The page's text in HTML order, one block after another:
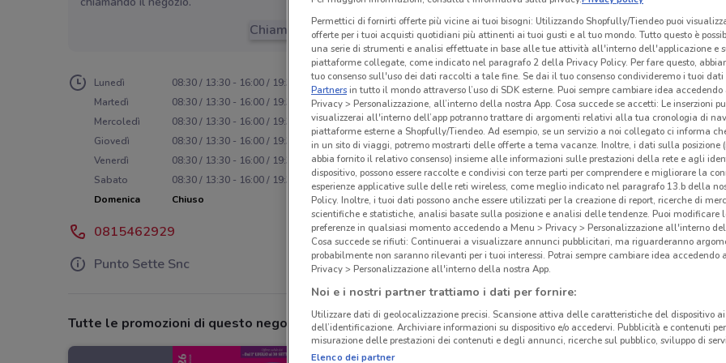
Chiama il negozio
Lunedì
08:30 / 13:30 - 16:00 / 19:30
Martedì
08:30 / 13:30 - 16:00 / 19:30
Mercoledì
08:30 / 13:30 - 16:00 / 19:30
Giovedì
08:30 / 13:30 - 16:00 / 19:30
Venerdì
08:30 / 13:30 - 16:00 / 19:30
Sabato
08:30 / 13:30 - 16:00 / 19:30
Domenica
Chiuso
0815462929
Punto Sette Snc
Tutte le promozioni di questo negozio
Permettici di fornirti offerte più vicine ai tuoi bisogni: Utilizzando Shopfully/Tiendeo puoi
offerte per i tuoi acquisti quotidiani più attinenti ai tuoi gusti e al tuo mondo. Tutto questo è
una serie di strumenti e analisi effettuate in base alle tue attività all'interno dell'applicazione e
piattaforme collegate, come indicato nel paragrafo 2 della Privacy Policy. Per fare questo,
tuo consenso sull'uso dei dati raccolti a tale fine. Se dai il tuo consenso condivideremo i tuoi dati
Partnersin tutto il mondo attraverso l’uso di SDK esterne. Puoi sempre cambiare idea accedendo
Privacy > Personalizzazione, all’interno della nostra App. Cosa succede se accetti: Le inserzioni
visualizzerai all'interno dell’app potranno trattare di argomenti relativi alla tua cronologia di
piattaforme esterne a Shopfully/Tiendeo. Ad esempio, se un servizio a noi collegato ci informa
in un sito di viaggi, potremo mostrarti delle offerte a tema vacanze. Inoltre, i dati sulla posizione
abbia fornito il relativo consenso) insieme alle informazioni sulle prestazioni della rete e agli
dispositivo, possono essere raccolte e condivisi con terze parti per comprendere e migliorare la
esperienze applicative sulle delle reti wireless, come meglio indicato nel paragrafo 13.b della
Policy. Inoltre, i tuoi dati possono anche essere utilizzati per la creazione di report, ricerche di
scientifiche e statistiche, analisi basate sulla posizione e analisi delle tendenze. Puoi modificare
preferenze in qualsiasi momento accedendo a Menu > Privacy > Personalizzazione all'interno
Cosa succede se rifiuti: Continuerai a visualizzare annunci pubblicitari, ma riguarderanno
probabilmente non saranno rilevanti per i tuoi interessi. Potrai sempre cambiare idea accedendo
Privacy > Personalizzazione all'interno della nostra App.
Noi e i nostri partner trattiamo i dati per fornire:
Utilizzare dati di geolocalizzazione precisi. Scansione attiva delle caratteristiche del dispositivo
dell’identificazione. Archiviare informazioni su dispositivo e/o accedervi. Pubblicità e contenuti
misurazione delle prestazioni dei contenuti e degli annunci, ricerche sul pubblico, sviluppo di
Elenco dei partner